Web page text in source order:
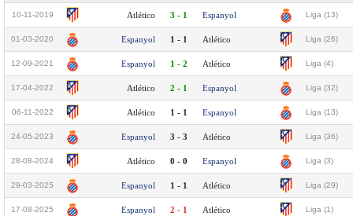
10-11-2019 Atlético 3 - 1 Espanyol Liga (13)
01-03-2020 Espanyol 1 - 1 Atlético Liga (26)
12-09-2021 Espanyol 1 - 2 Atlético Liga (4)
17-04-2022 Atlético 2 - 1 Espanyol Liga (32)
06-11-2022 Atlético 1 - 1 Espanyol Liga (13)
24-05-2023 Espanyol 3 - 3 Atlético Liga (36)
28-08-2024 Atlético 0 - 0 Espanyol Liga (3)
29-03-2025 Espanyol 1 - 1 Atlético Liga (29)
17-08-2025 Espanyol 2 - 1 Atlético Liga (1)